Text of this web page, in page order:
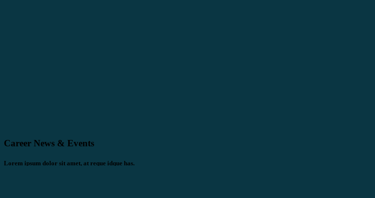
Career News & Events
Lorem ipsum dolor sit amet, at reque idque has.